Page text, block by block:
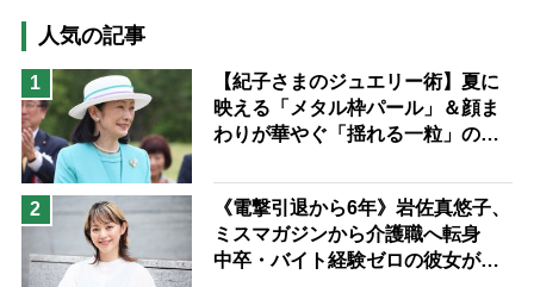
猫が母になつきません
息子の遠距離介護サバイバル術
兄がボケました
便利なサービス
予防法
人気の記事
1
【紀子さまのジュエリー術】夏に
映える「メタル枠パール」＆顔ま
わりが華やぐ「揺れる一粒」の使
2
《電撃引退から6年》岩佐真悠子、
ミスマガジンから介護職へ転身
中卒・バイト経験ゼロの彼女が見